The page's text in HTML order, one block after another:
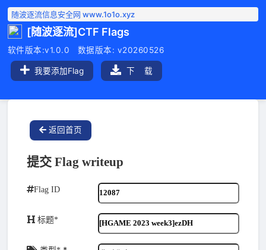
随波逐流信息安全网 www.1o1o.xyz
[随波逐流]CTF Flags
软件版本:v1.0.0 数据版本: v20260526
我要添加Flag 下 载
返回首页
提交 Flag writeup
Flag ID
标题*